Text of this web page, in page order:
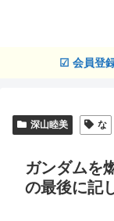
☑ 会員登
深山睦美 な
ガンダムを
の最後に記